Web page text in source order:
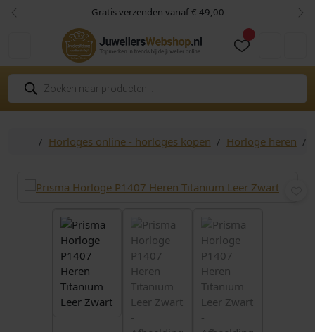
Skip to content
Skip to footer Gratis verzenden vanaf € 49,00
Vorige
P
o
d
HomeHorloges online - horloges kopen Horloge heren